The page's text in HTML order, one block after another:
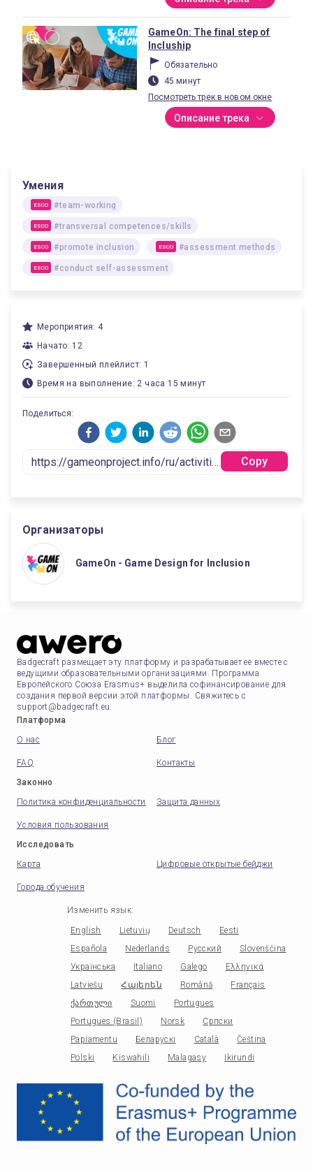
GameOn: The final step of
Incluship
Обязательно
45 минут
Посмотреть трек в новом окне
Описание трека
Умения
ESCO #team-working
ESCO #transversal competences/skills
ESCO #promote inclusion ESCO #assessment methods
ESCO #conduct self-assessment
Мероприятия: 4
Начато: 12
Завершенный плейлист: 1
Время на выполнение: 2 часа 15 минут
Поделиться:
Copy
Организаторы
GameOn - Game Design for Inclusion
Badgecraft размещает эту платформу и разрабатывает ее вместе с
ведущими образовательными организациями. Программа
Европейского Союза Erasmus+ выделила софинансирование для
создания первой версии этой платформы. Свяжитесь с
support@badgecraft.eu.
Платформа
О нас
Блог
FAQ
Контакты
Законно
Политика конфиденциальности
Защита данных
Условия пользования
Исследовать
Карта
Цифровые открытые бейджи
Города обучения
Изменить язык:
English Lietuvių Deutsch
Eesti
Española
Nederlands Русский
Slovenščina
Українська
Italiano Galego
Ελληνικά
Latviešu
Հայերեն Română
Français
ქართული
Suomi
Portugues
Portugues (Brasil)
Norsk
Српски
Papiamentu
Беларускі Català
Čeština
Polski
Kiswahili Malagasy Ikirundi